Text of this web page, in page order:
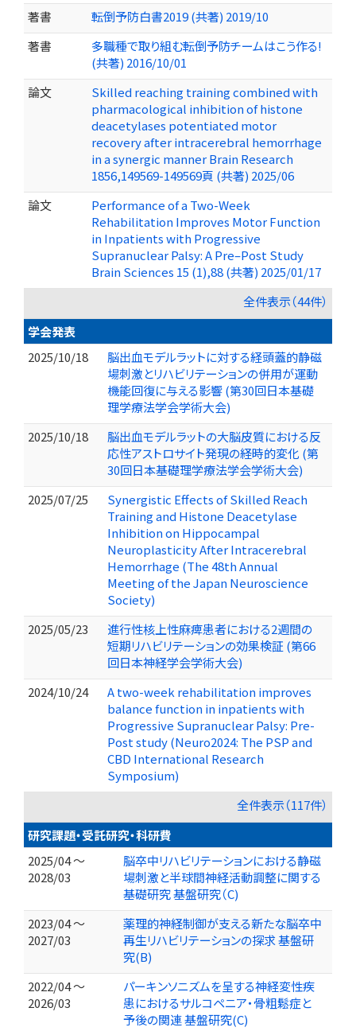
著書
転倒予防白書2019 (共著) 2019/10
著書
多職種で取り組む転倒予防チームはこう作る!
(共著) 2016/10/01
論文
Skilled reaching training combined with
pharmacological inhibition of histone
deacetylases potentiated motor
recovery after intracerebral hemorrhage
in a synergic manner Brain Research
1856,149569-149569頁 (共著) 2025/06
論文
Performance of a Two-Week
Rehabilitation Improves Motor Function
in Inpatients with Progressive
Supranuclear Palsy: A Pre–Post Study
Brain Sciences 15 (1),88 (共著) 2025/01/17
全件表示（44件）
学会発表
2025/10/18
脳出血モデルラットに対する経頭蓋的静磁
場刺激とリハビリテーションの併用が運動
機能回復に与える影響 (第30回日本基礎
理学療法学会学術大会)
2025/10/18
脳出血モデルラットの大脳皮質における反
応性アストロサイト発現の経時的変化 (第
30回日本基礎理学療法学会学術大会)
2025/07/25
Synergistic Effects of Skilled Reach
Training and Histone Deacetylase
Inhibition on Hippocampal
Neuroplasticity After Intracerebral
Hemorrhage (The 48th Annual
Meeting of the Japan Neuroscience
Society)
2025/05/23
進行性核上性麻痺患者における2週間の
短期リハビリテーションの効果検証 (第66
回日本神経学会学術大会)
2024/10/24
A two-week rehabilitation improves
balance function in inpatients with
Progressive Supranuclear Palsy: Pre-
Post study (Neuro2024: The PSP and
CBD International Research
Symposium)
全件表示（117件）
研究課題・受託研究・科研費
2025/04 ～
2028/03
脳卒中リハビリテーションにおける静磁
場刺激と半球間神経活動調整に関する
基礎研究 基盤研究（C)
2023/04 ～
2027/03
薬理的神経制御が支える新たな脳卒中
再生リハビリテーションの探求 基盤研
究(B)
2022/04 ～
2026/03
パーキンソニズムを呈する神経変性疾
患におけるサルコペニア・骨粗鬆症と
予後の関連 基盤研究(C)